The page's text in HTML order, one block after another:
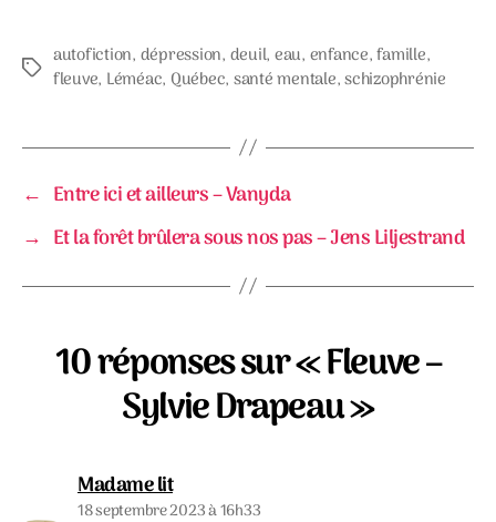
Étiquettes
autofiction, dépression, deuil, eau, enfance,famille,
fleuve, Léméac, Québec, santé mentale,schizophrénie
← Entre ici et ailleurs – Vanyda
→ Et la forêt brûlera sous nos pas – Jens Liljestrand
10 réponses sur « Fleuve –
Sylvie Drapeau »
Madame litdit :
18 septembre 2023 à 16h33